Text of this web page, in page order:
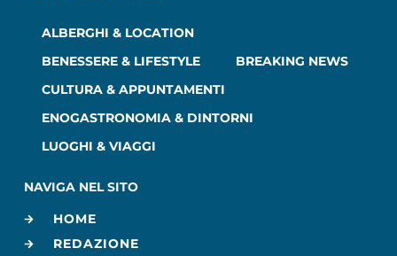
ALBERGHI & LOCATION
BENESSERE & LIFESTYLE
BREAKING NEWS
CULTURA & APPUNTAMENTI
ENOGASTRONOMIA & DINTORNI
LUOGHI & VIAGGI
NAVIGA NEL SITO
HOME
REDAZIONE